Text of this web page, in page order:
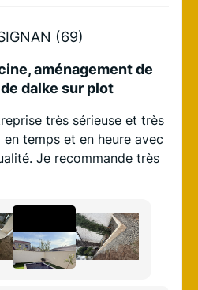
(69)
aménagement de
dalke sur plot
très sérieuse et très
temps et en heure avec
Je recommande très